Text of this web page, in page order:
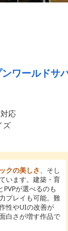
ワールドサ
応
ズ
クの美しさ、そし
います。建築・育
が選べるのも
プレイも可能。難
性やUIの改善が
白さが増す作品で